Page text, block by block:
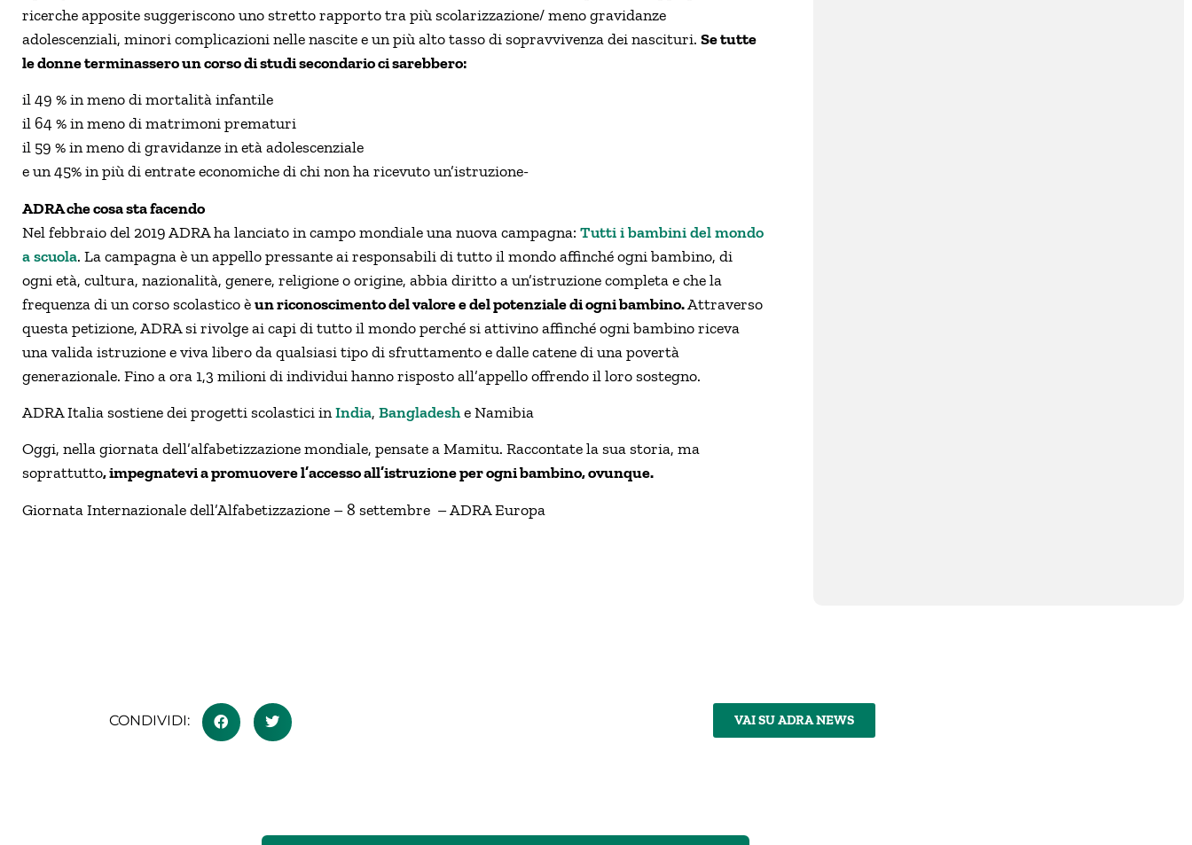
ricerche apposite suggeriscono uno stretto rapporto tra più scolarizzazione/ meno gravidanze
adolescenziali, minori complicazioni nelle nascite e un più alto tasso di sopravvivenza dei nascituri. Se tutte
le donne terminassero un corso di studi secondario ci sarebbero:
il 49 % in meno di mortalità infantile
il 64 % in meno di matrimoni prematuri
il 59 % in meno di gravidanze in età adolescenziale
e un 45% in più di entrate economiche di chi non ha ricevuto un’istruzione-
ADRA che cosa sta facendo
Nel febbraio del 2019 ADRA ha lanciato in campo mondiale una nuova campagna: Tutti i bambini del mondo
a scuola. La campagna è un appello pressante ai responsabili di tutto il mondo affinché ogni bambino, di
ogni età, cultura, nazionalità, genere, religione o origine, abbia diritto a un’istruzione completa e che la
frequenza di un corso scolastico èun riconoscimento del valore e del potenziale di ogni bambino.Attraverso
questa petizione, ADRA si rivolge ai capi di tutto il mondo perché si attivino affinché ogni bambino riceva
una valida istruzione e viva libero da qualsiasi tipo di sfruttamento e dalle catene di una povertà
generazionale. Fino a ora 1,3 milioni di individui hanno risposto all’appello offrendo il loro sostegno.
ADRA Italia sostiene dei progetti scolastici inIndia, Bangladeshe Namibia
Oggi, nella giornata dell’alfabetizzazione mondiale, pensate a Mamitu. Raccontate la sua storia, ma
soprattutto, impegnatevi a promuovere l’accesso all’istruzione per ogni bambino, ovunque.
GiornataInternazionale dell’Alfabetizzazione –8 settembre – ADRA Europa
CONDIVIDI: VAI SU ADRA NEWS